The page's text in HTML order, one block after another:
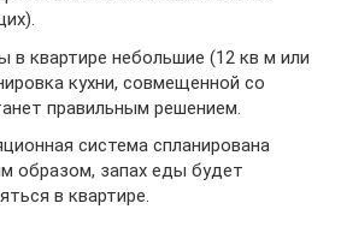
в квартире небольшие (12 кв м или
кухни, совмещенной со
правильным решением.
система спланирована
образом, запах еды будет
в квартире.